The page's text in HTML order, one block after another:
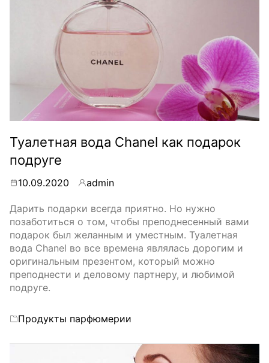
Туалетная вода Chanel как подарок
подруге
10.09.2020 Byadmin
Дарить подарки всегда приятно. Но нужно
позаботиться о том, чтобы преподнесенный вами
подарок был желанным и уместным. Туалетная
вода Chanel во все времена являлась дорогим и
оригинальным презентом, который можно
преподнести и деловому партнеру, и любимой
подруге.
Categories
Продукты парфюмерии